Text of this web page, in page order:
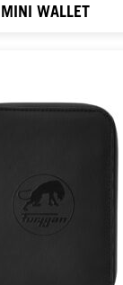
MINI WALLET